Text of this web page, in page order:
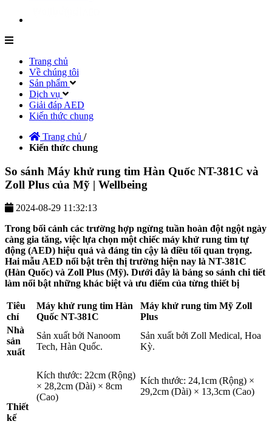
Trang chủ
Về chúng tôi
Sản phẩm
Dịch vụ
Giải đáp AED
Kiến thức chung
Trang chủ /
Kiến thức chung
So sánh Máy khử rung tim Hàn Quốc NT-381C và
Zoll Plus của Mỹ | Wellbeing
2024-08-29 11:32:13
Trong bối cảnh các trường hợp ngừng tuần hoàn đột ngột ngày
càng gia tăng, việc lựa chọn một chiếc máy khử rung tim tự
động (AED) hiệu quả và đáng tin cậy là điều tối quan trọng.
Hai mẫu AED nổi bật trên thị trường hiện nay là NT-381C
(Hàn Quốc) và Zoll Plus (Mỹ). Dưới đây là bảng so sánh chi tiết
làm nổi bật những khác biệt và ưu điểm của từng thiết bị
Tiêu
chí
Máy khử rung tim Hàn
Quốc NT-381C
Máy khử rung tim Mỹ Zoll
Plus
Nhà
sản
xuất
Sản xuất bởi Nanoom
Tech, Hàn Quốc.
Sản xuất bởi Zoll Medical, Hoa
Kỳ.
Thiết
kế
Kích thước: 22cm (Rộng)
× 28,2cm (Dài) × 8cm
(Cao)
Kích thước: 24,1cm (Rộng) ×
29,2cm (Dài) × 13,3cm (Cao)